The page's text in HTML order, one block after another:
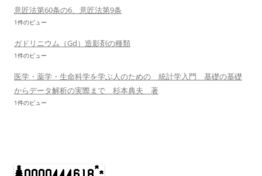
意匠法第60条の6、意匠法第9条
1件のビュー
ガドリニウム（Gd）造影剤の種類
1件のビュー
医学・薬学・生命科学を学ぶ人のための 統計学入門 基礎の基礎
からデータ解析の実際まで 杉本典夫 著
1件のビュー